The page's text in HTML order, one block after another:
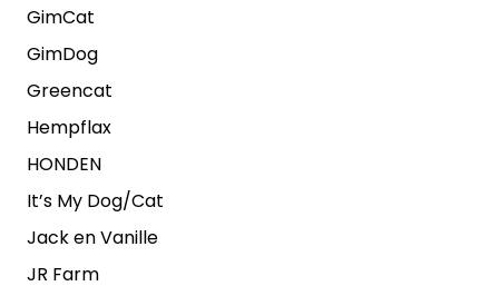
GimCat
GimDog
Greencat
Hempflax
HONDEN
It’s My Dog/Cat
Jack en Vanille
JR Farm